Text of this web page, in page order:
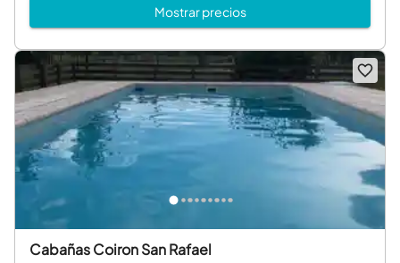
Mostrar precios
Cabañas Coiron San Rafael